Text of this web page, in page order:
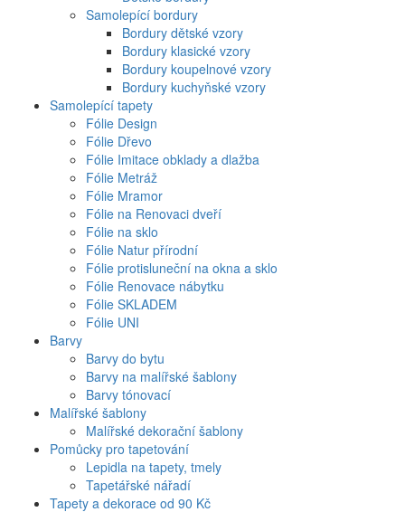
Samolepící bordury
Bordury dětské vzory
Bordury klasické vzory
Bordury koupelnové vzory
Bordury kuchyňské vzory
Samolepící tapety
Fólie Design
Fólie Dřevo
Fólie Imitace obklady a dlažba
Fólie Metráž
Fólie Mramor
Fólie na Renovaci dveří
Fólie na sklo
Fólie Natur přírodní
Fólie protisluneční na okna a sklo
Fólie Renovace nábytku
Fólie SKLADEM
Fólie UNI
Barvy
Barvy do bytu
Barvy na malířské šablony
Barvy tónovací
Malířské šablony
Malířské dekorační šablony
Pomůcky pro tapetování
Lepidla na tapety, tmely
Tapetářské nářadí
Tapety a dekorace od 90 Kč